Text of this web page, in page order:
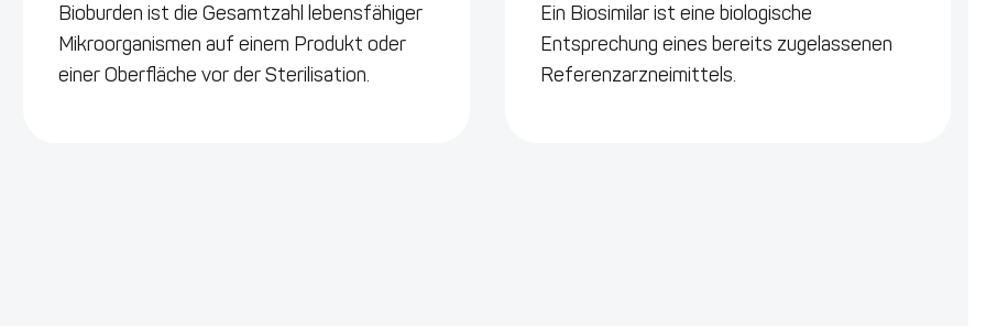
Bioburden ist die Gesamtzahl lebensfähiger
Mikroorganismen auf einem Produkt oder
einer Oberfläche vor der Sterilisation.
Ein Biosimilar ist eine biologische
Entsprechung eines bereits zugelassenen
Referenzarzneimittels.